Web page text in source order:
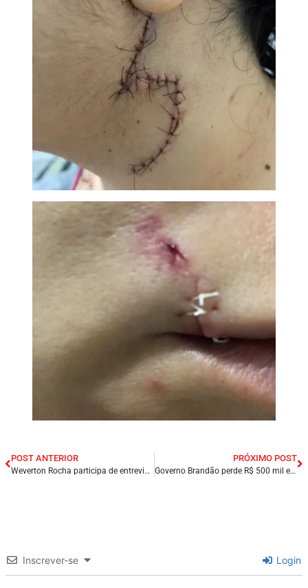
POST ANTERIOR
Weverton Rocha participa de entrevista no programa “Jornal na Mira”, da Rádio Mirante FM.
PRÓXIMO POST
Governo Brandão perde R$ 500 mil enviados por Weverton Rocha para orla de açude na zona rural de Presidente Dutra/MA.
Inscrever-se Login